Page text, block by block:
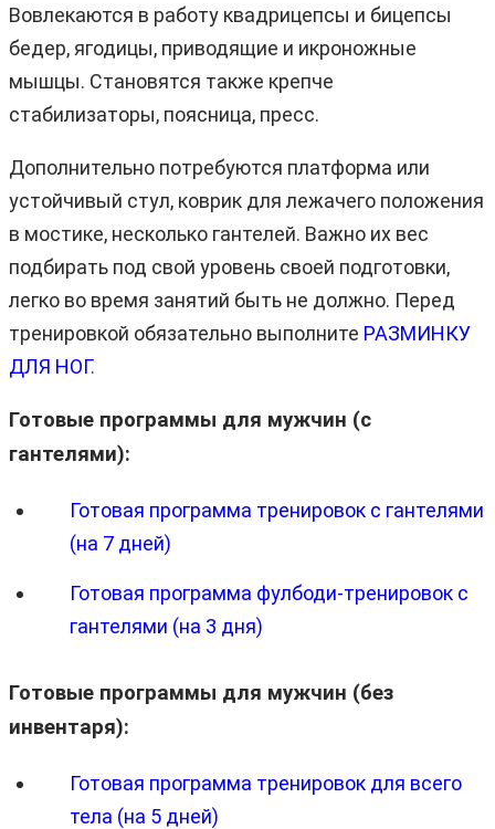
Вовлекаются в работу квадрицепсы и бицепсы
бедер, ягодицы, приводящие и икроножные
мышцы. Становятся также крепче
стабилизаторы, поясница, пресс.
Дополнительно потребуются платформа или
устойчивый стул, коврик для лежачего положения
в мостике, несколько гантелей. Важно их вес
подбирать под свой уровень своей подготовки,
легко во время занятий быть не должно. Перед
тренировкой обязательно выполните РАЗМИНКУ
ДЛЯ НОГ.
Готовые программы для мужчин (с
гантелями):
Готовая программа тренировок с гантелями
(на 7 дней)
Готовая программа фулбоди-тренировок с
гантелями (на 3 дня)
Готовые программы для мужчин (без
инвентаря):
Готовая программа тренировок для всего
тела (на 5 дней)